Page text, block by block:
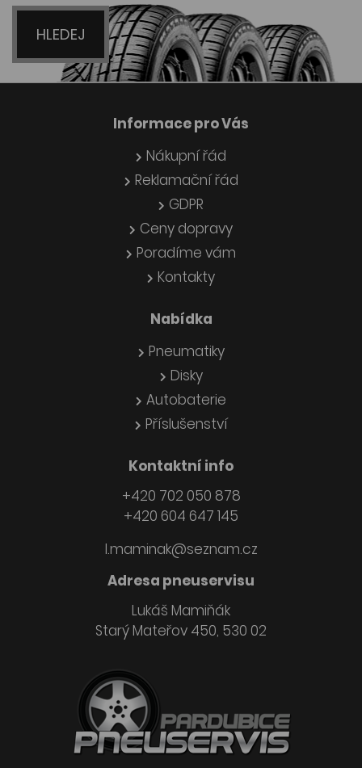
HLEDEJ
Informace pro Vás
Nákupní řád
Reklamační řád
GDPR
Ceny dopravy
Poradíme vám
Kontakty
Nabídka
Pneumatiky
Disky
Autobaterie
Příslušenství
Kontaktní info
+420 702 050 878
+420 604 647 145
l.maminak@seznam.cz
Adresa pneuservisu
Lukáš Mamiňák
Starý Mateřov 450, 530 02